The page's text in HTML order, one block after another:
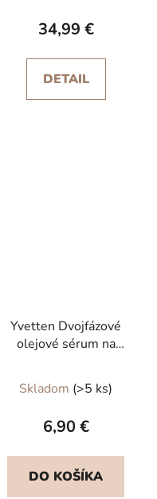
34,99 €
DETAIL
Yvetten Dvojfázové
olejové sérum na
Skladom (>5 ks)
6,90 €
DO KOŠÍKA